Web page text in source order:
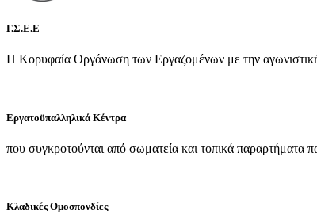
Γ.Σ.Ε.Ε
Η Κορυφαία Οργάνωση των Εργαζομένων με την αγωνιστική
Εργατοϋπαλληλικά Κέντρα
που συγκροτούνται από σωματεία και τοπικά παραρτήματα
Κλαδικές Ομοσπονδίες